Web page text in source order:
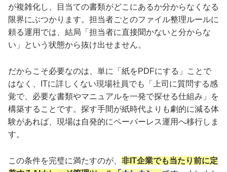
が複雑化し、目当ての書類がどこにあるか分からなくなる
限界にぶつかります。担当者ごとのファイル整理ルールに
頼る運用では、結局「担当者に直接聞かないと分からな
い」という状態から抜け出せません。
だからこそ必要なのは、単に「紙をPDFにする」ことで
はなく、ITに詳しくない現場社員でも「上司に質問する感
覚で、必要な書類やマニュアルを一発で探せる仕組み」を
構築することです。探す手間が紙時代よりも劇的に減る体
験があれば、現場は自発的にペーパーレス運用へ移行しま
す。
この条件を完璧に満たすのが、 非IT企業でも当たり前に定